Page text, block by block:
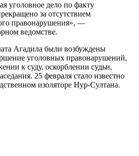
уголовное дело по факту
за отсутствием
правонарушения», —
ведомстве.
Агадила были возбуждены
уголовных правонарушений,
к суду, оскорблении судьи,
25 февраля стало известно
изоляторе Нур-Султана.